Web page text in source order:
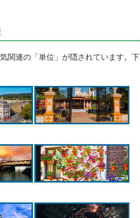
関連の「単位」が隠されています。下